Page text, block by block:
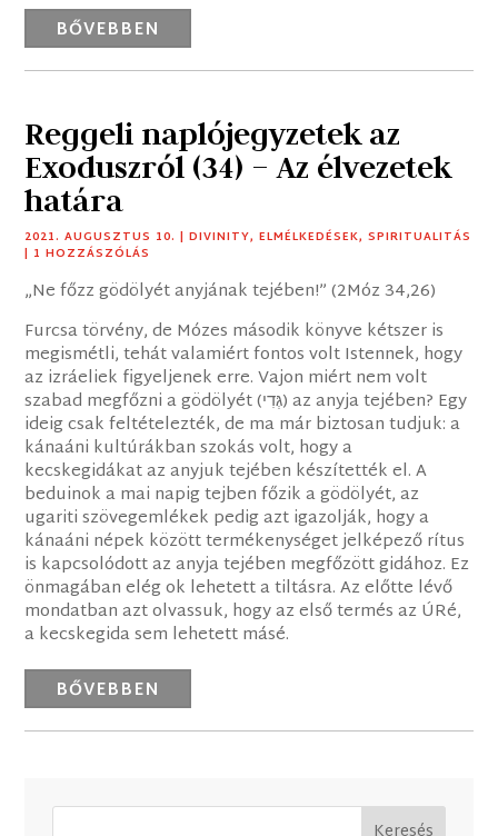
BŐVEBBEN
Reggeli naplójegyzetek az
Exoduszról (34) – Az élvezetek
határa
2021. AUGUSZTUS 10. |DIVINITY,ELMÉLKEDÉSEK,SPIRITUALITÁS
| 1 HOZZÁSZÓLÁS
„Ne főzz gödölyét anyjának tejében!” (2Móz 34,26)
Furcsa törvény, de Mózes második könyve kétszer is
megismétli, tehát valamiért fontos volt Istennek, hogy
az izráeliek figyeljenek erre. Vajon miért nem volt
szabad megfőzni a gödölyét (גְּדִי) az anyja tejében? Egy
ideig csak feltételezték, de ma már biztosan tudjuk: a
kánaáni kultúrákban szokás volt, hogy a
kecskegidákat az anyjuk tejében készítették el. A
beduinok a mai napig tejben főzik a gödölyét, az
ugariti szövegemlékek pedig azt igazolják, hogy a
kánaáni népek között termékenységet jelképező rítus
is kapcsolódott az anyja tejében megfőzött gidához. Ez
önmagában elég ok lehetett a tiltásra. Az előtte lévő
mondatban azt olvassuk, hogy az első termés az ÚRé,
a kecskegida sem lehetett másé.
BŐVEBBEN